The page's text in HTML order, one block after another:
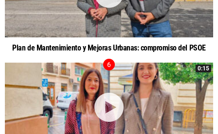
Plan de Mantenimiento y Mejoras Urbanas: compromiso del PSOE
0:15